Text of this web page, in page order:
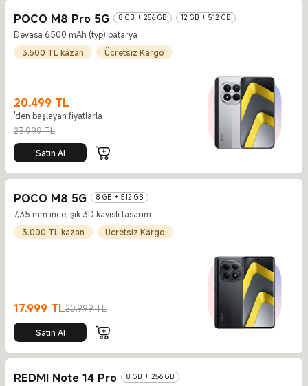
POCO M8 Pro 5G 8 GB + 256 GB 12 GB + 512 GB
Devasa 6500 mAh (typ) batarya
3.500 TL kazan
Ücretsiz Kargo
20.499 TL
Current Price TL20499
'den başlayan fiyatlarla
23.999 TL
Piyasa fiyatı 23.999 TL
Satın Al
POCO M8 5G 8 GB + 512 GB
7,35 mm ince, şık 3D kavisli tasarım
3.000 TL kazan
Ücretsiz Kargo
17.999 TL
Current Price TL17999
20.999 TL
Piyasa fiyatı 20.999 TL
Satın Al
REDMI Note 14 Pro 8 GB + 256 GB